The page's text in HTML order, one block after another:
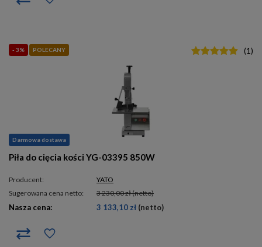
- 3% POLECANY
Darmowa dostawa
Piła do cięcia kości YG-03395 850W
Producent:
YATO
Sugerowana cena netto:
3 230,00 zł(netto)
Nasza cena: 3 133,10 zł (netto)
(1)